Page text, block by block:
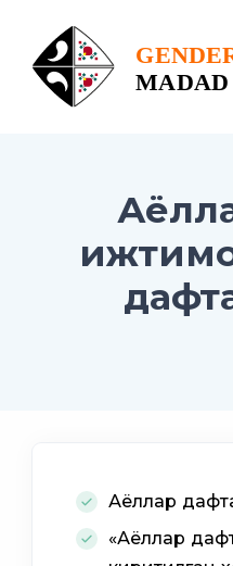
Аёллар
«Аёллар